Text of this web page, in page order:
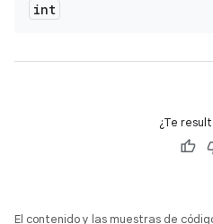
int
¿Te
El contenido y las muestras de